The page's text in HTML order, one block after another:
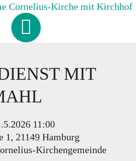
HAMBURG-FISCHBEK
MIT
11:00
1, 21149 Hamburg
Kirchengemeinde